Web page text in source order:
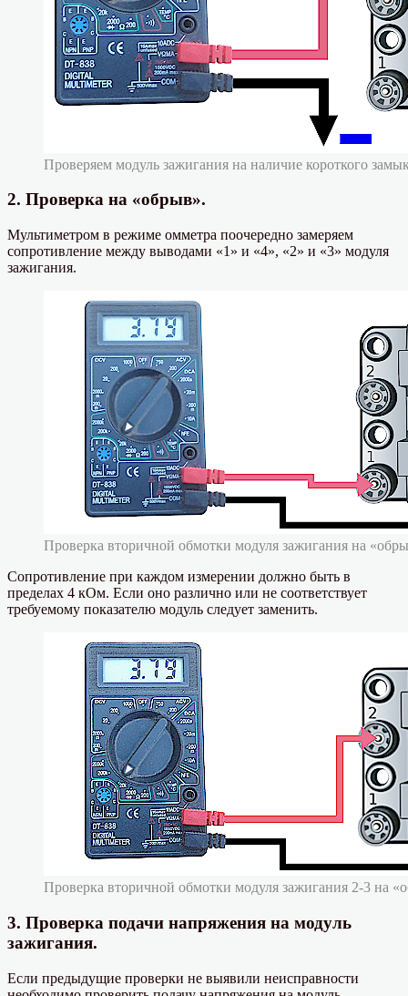
Проверяем модуль зажигания на наличие короткого
2. Проверка на «обрыв».
Мультиметром в режиме омметра поочередно замеряем
сопротивление между выводами «1» и «4», «2» и «3» модуля
зажигания.
Проверка вторичной обмотки модуля зажигания на
Сопротивление при каждом измерении должно быть в
пределах 4 кОм. Если оно различно или не соответствует
требуемому показателю модуль следует заменить.
Проверка вторичной обмотки модуля зажигания 2-3 на
3. Проверка подачи напряжения на модуль
зажигания.
Если предыдущие проверки не выявили неисправности